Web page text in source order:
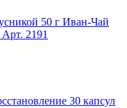
Иван-Чай
Арт. 2191